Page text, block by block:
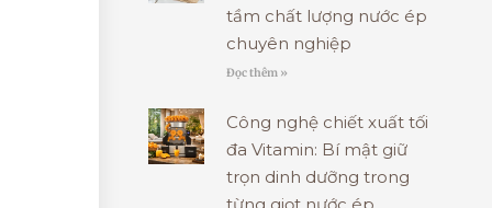
tầm chất lượng nước ép
chuyên nghiệp
Đọc thêm »
Công nghệ chiết xuất tối
đa Vitamin: Bí mật giữ
trọn dinh dưỡng trong
từng giọt nước ép